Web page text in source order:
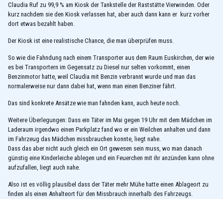
Claudia Ruf zu 99,9 % am Kiosk der Tankstelle der Raststätte Vierwinden. Oder
kurz nachdem sie den Kiosk verlassen hat, aber auch dann kann er kurz vorher
dort etwas bezahlt haben.
Der Kiosk ist eine realistische Chance, die man überprüfen muss.
So wie die Fahndung nach einem Transporter aus dem Raum Euskirchen, der wie
es bei Transportern im Gegensatz zu Diesel nur selten vorkommt, einen
Benzinmotor hatte, weil Claudia mit Benzin verbrannt wurde und man das
normalerweise nur dann dabei hat, wenn man einen Benziner fährt.
Das sind konkrete Ansätze wie man fahnden kann, auch heute noch.
Weitere Überlegungen: Dass ein Täter im Mai gegen 19 Uhr mit dem Mädchen im
Laderaum irgendwo einen Parkplatz fand wo er ein Weilchen anhalten und dann
im Fahrzeug das Mädchen missbrauchen konnte, liegt nahe.
Dass das aber nicht auch gleich ein Ort gewesen sein muss, wo man danach
günstig eine Kinderleiche ablegen und ein Feuerchen mit ihr anzünden kann ohne
aufzufallen, liegt auch nahe.
Also ist es völlig plausibel dass der Täter mehr Mühe hatte einen Ablageort zu
finden als einen Anhalteort für den Missbrauch innerhalb des Fahrzeugs.